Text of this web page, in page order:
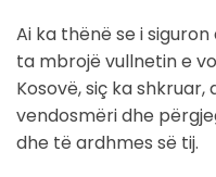
Ai ka thënë se i
ta mbrojë vullnetin e
Kosovë, siç ka
vendosmëri dhe
dhe të ardhmes së tij.